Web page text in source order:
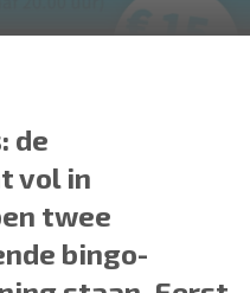
de
vol in
twee
bingo-